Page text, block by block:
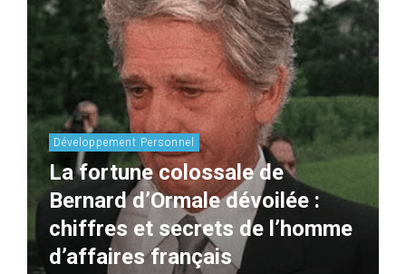
Développement Personnel
La fortune colossale de
Bernard d’Ormale dévoilée :
chiffres et secrets de l’homme
d’affaires français